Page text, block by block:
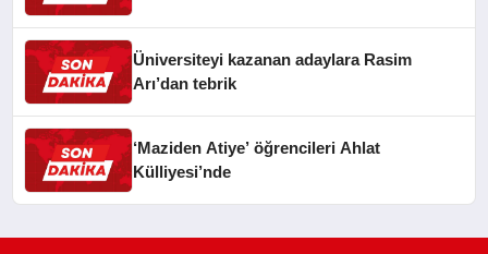
Üniversiteyi kazanan adaylara Rasim
Arı’dan tebrik
‘Maziden Atiye’ öğrencileri Ahlat
Külliyesi’nde